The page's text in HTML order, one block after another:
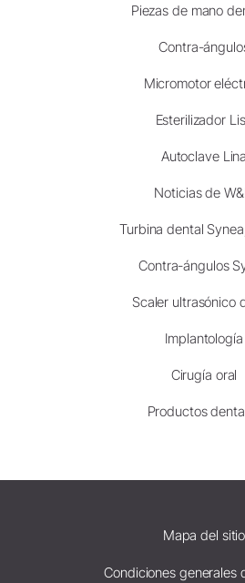
Piezas de mano
Contra-
Micromotor
Esterilizador
Autoclave Lina
Noticias de
Turbina dental
Contra-ángulos
Scaler ultrasónico
Implantología
Cirugía oral
Productos
Mapa del sitio
Condiciones generales